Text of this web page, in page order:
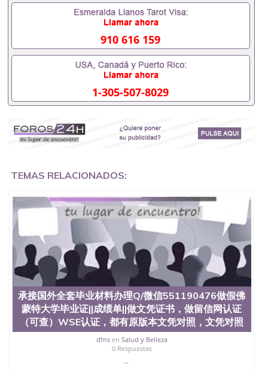
假的毕业证可以用吗551190476假的毕业证成绩单可
以办学历认证吗551190476要定居国外需要办理什么
材料551190476入职事业单位/国企假的毕业证会查吗
551190476入职国企/事业单位需要些什么材料
551190476办理假毕业证在国内能用吗, 挂科拿不到毕
业证怎么办, 毕业证丢了怎么办, 没有正常毕业怎么办
理毕业证,没毕业可以办学历认证吗,您是否因为中途
辍学、挂科而没有正常毕业551190476您是否因为递
交材料不齐而被拒之门外551190476您是否因没正常
毕业而导致回国得不到教育部认证在校挂科了不想读
文凭怎么办,怎么办理本科/研究生文凭551190476如
何办理本科/硕士毕业证551190476网上买文凭可靠吗
吗551190476怎么办理 外假毕业证551190476哪里可
证551190476留学生在哪里可以买假毕业证
551190476哪里可以办理加拿大毕业证551190476申
请学校办理假的毕业证成绩单可以吗551190476哪里
可以办理水印成绩单551190476哪里可以修改成绩单
GPA分数551190476假毕业证能查出来吗551190476
假文凭网上能查到吗551190476 如何拿到国外毕业证
QQ微信551190476办假大学毕业证QQ微信551190476
国外毕业证去哪认证QQ微信551190476找毕业证封皮
QQ微信551190476国外毕业证外壳定制QQ微信
551190476快速代办国外毕业证QQ微信551190476快
速拿到国外文凭QQ微信551190476国外留学文凭认证
QQ微信551190476国外文凭回国认证QQ微信
551190476泰国文凭办理QQ微信551190476法国留学
回国证明QQ微信551190476 国外烫金照片QQ微信
551190476外国文凭在中国有用吗QQ微信551190476
德国留学回国证明QQ微信551190476爱尔兰留学回国
910 616 159
1-305-507-8029
TEMAS RELACIONADOS:
承接国外全套毕业材料办理Q/微信551190476做假佛
蒙特大学毕业证||成绩单||做文凭证书，做留信网认证
（可查）WSE认证，都有原版本文凭对照，文凭对照
dfnsen Salud y Belleza
0 Respuestas
...